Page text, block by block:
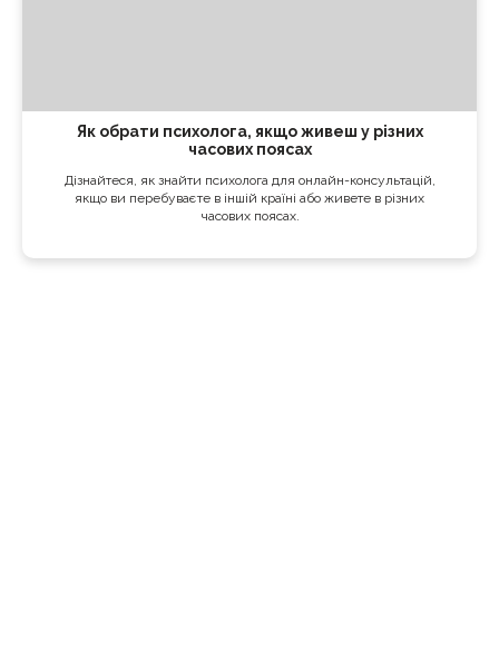
Як обрати психолога, якщо живеш у різних
часових поясах
Дізнайтеся, як знайти психолога для онлайн-консультацій,
якщо ви перебуваєте в іншій країні або живете в різних
часових поясах.